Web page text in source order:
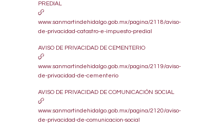
PREDIAL
www.sanmartindehidalgo.gob.mx/pagina/2118/aviso-
de-privacidad-catastro-e-impuesto-predial
AVISO DE PRIVACIDAD DE CEMENTERIO
www.sanmartindehidalgo.gob.mx/pagina/2119/aviso-
de-privacidad-de-cementerio
AVISO DE PRIVACIDAD DE COMUNICACIÓN SOCIAL
www.sanmartindehidalgo.gob.mx/pagina/2120/aviso-
de-privacidad-de-comunicacion-social